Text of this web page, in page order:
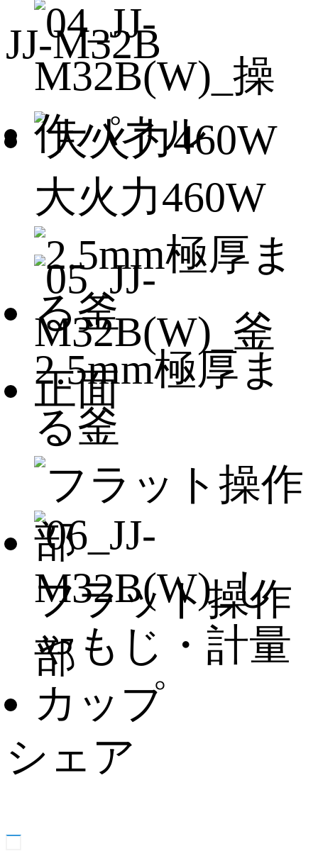
JJ-M32B
大火力460W
2.5mm極厚ま
る釜
フラット操作
部
シェア